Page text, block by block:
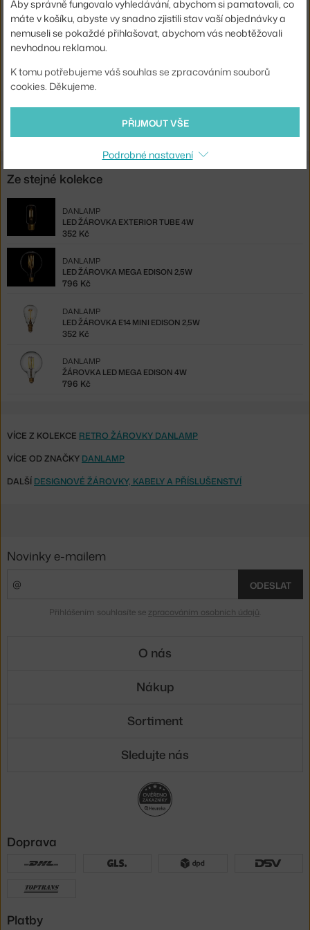
Životnost:
15000 hod.
Stmívatelné:
ano
Kód produktu DAN-28027
EAN
5708995280272
Ste zo Slovenska? Prejdite naLED žiarovka Exterior Standard 4W
Shopping from the EU? Switch toExterior Standard 4W
Ze stejné kolekce
LED ŽÁROVKA EXTERIOR TUBE 4W
DANLAMP
352 Kč
LED ŽÁROVKA MEGA EDISON 2,5W
DANLAMP
796 Kč
LED ŽÁROVKA E14 MINI EDISON 2,5W
DANLAMP
352 Kč
ŽÁROVKA LED MEGA EDISON 4W
DANLAMP
796 Kč
VÍCE Z KOLEKCE RETRO ŽÁROVKY DANLAMP
VÍCE OD ZNAČKY DANLAMP
DALŠÍ DESIGNOVÉ ŽÁROVKY, KABELY A PŘÍSLUŠENSTVÍ
Aby správně fungovalo vyhledávání, abychom si pamatovali, co
máte v košíku, abyste vy snadno zjistili stav vaší objednávky a
nemuseli se pokaždé přihlašovat, abychom vás neobtěžovali
nevhodnou reklamou.
K tomu potřebujeme váš souhlas se zpracováním souborů
cookies. Děkujeme.
PŘIJMOUT VŠE
Podrobné nastavení
Novinky e-mailem
ODESLAT
Přihlášením souhlasíte se zpracováním osobních údajů
O nás
Nákup
Sortiment
Sledujte nás
Doprava
Platby